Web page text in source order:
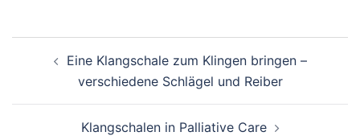
Eine Klangschale zum Klingen bringen –
verschiedene Schlägel und Reiber
Klangschalen in Palliative Care